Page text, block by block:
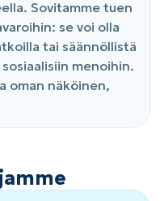
Sovitamme tuen
se voi olla
tai säännöllistä
menoihin.
oman näköinen,